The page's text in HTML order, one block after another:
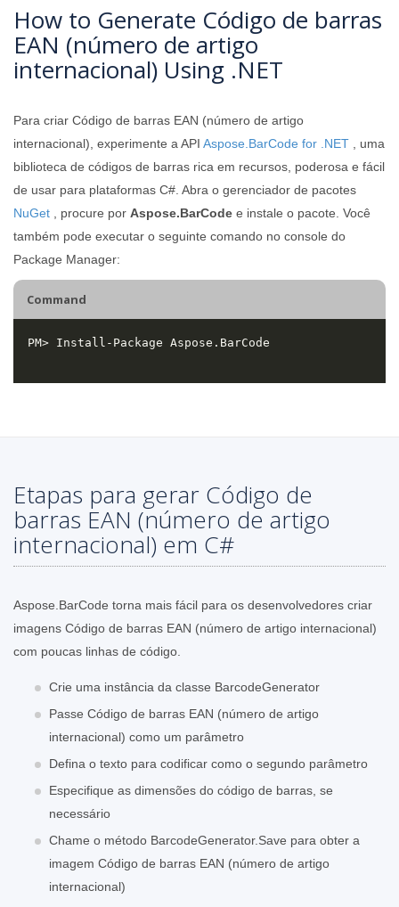
How to Generate Código de barras
EAN (número de artigo
internacional) Using .NET
Para criar Código de barras EAN (número de artigo
internacional), experimente a API Aspose.BarCode for .NET , uma
biblioteca de códigos de barras rica em recursos, poderosa e fácil
de usar para plataformas C#. Abra o gerenciador de pacotes
NuGet , procure por Aspose.BarCode e instale o pacote. Você
também pode executar o seguinte comando no console do
Package Manager:
Command
Etapas para gerar Código de
barras EAN (número de artigo
internacional) em C#
Aspose.BarCode torna mais fácil para os desenvolvedores criar
imagens Código de barras EAN (número de artigo internacional)
com poucas linhas de código.
Crie uma instância da classe BarcodeGenerator
Passe Código de barras EAN (número de artigo
internacional) como um parâmetro
Defina o texto para codificar como o segundo parâmetro
Especifique as dimensões do código de barras, se
necessário
Chame o método BarcodeGenerator.Save para obter a
imagem Código de barras EAN (número de artigo
internacional)